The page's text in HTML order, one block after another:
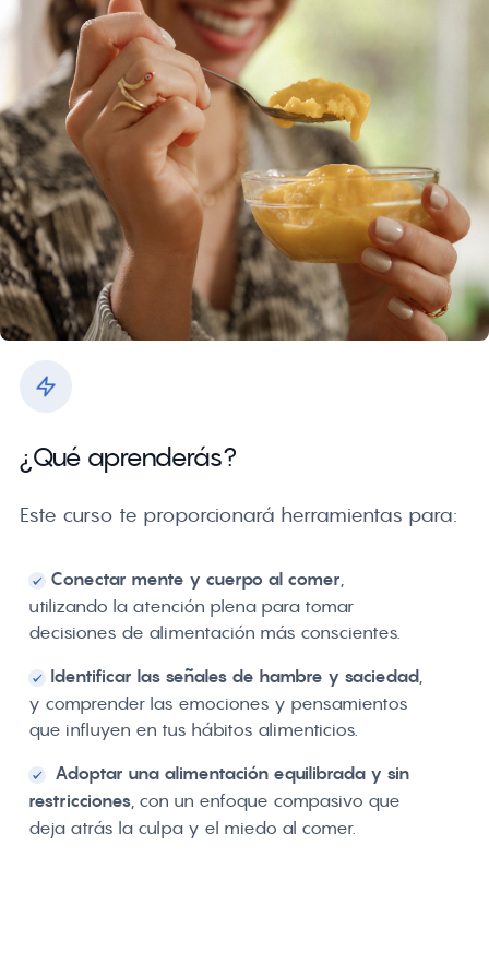
¿Qué aprenderás?
Este curso te proporcionará herramientas para:
Conectar mente y cuerpo al comer,
utilizando la atención plena para tomar
decisiones de alimentación más conscientes.
Identificar las señales de hambre y saciedad,
y comprender las emociones y pensamientos
que influyen en tus hábitos alimenticios.
Adoptar una alimentación equilibrada y sin
restricciones, con un enfoque compasivo que
deja atrás la culpa y el miedo al comer.